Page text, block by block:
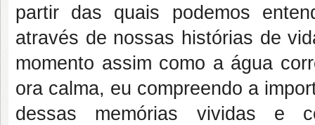
partir das quais podemos
através de nossas histórias de
momento assim como a água
ora calma, eu compreendo a
dessas memórias vividas e